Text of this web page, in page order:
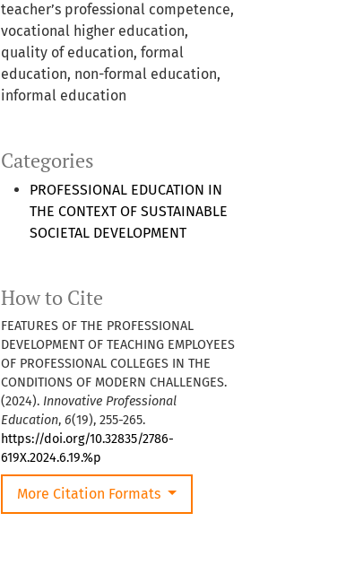
teacher’s professional competence,
vocational higher education,
quality of education, formal
education, non-formal education,
informal education
Categories
PROFESSIONAL EDUCATION IN
THE CONTEXT OF SUSTAINABLE
SOCIETAL DEVELOPMENT
How to Cite
FEATURES OF THE PROFESSIONAL
DEVELOPMENT OF TEACHING EMPLOYEES
OF PROFESSIONAL COLLEGES IN THE
CONDITIONS OF MODERN CHALLENGES.
(2024). Innovative Professional
Education, 6(19), 255-265.
https://doi.org/10.32835/2786-
619X.2024.6.19.%p
More Citation Formats